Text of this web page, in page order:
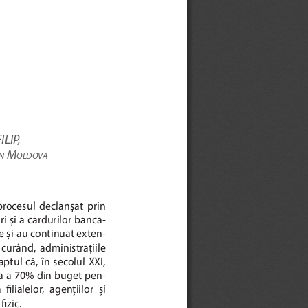
MOLDOVA
declanșat  prin
și a cardurilor banca-
și-au continuat exten-
curând,  administraţiile
că,  în  secolul  XXI,
a 70% din buget pen-
fi
  lialelor,  agenţiilor  și
zic.